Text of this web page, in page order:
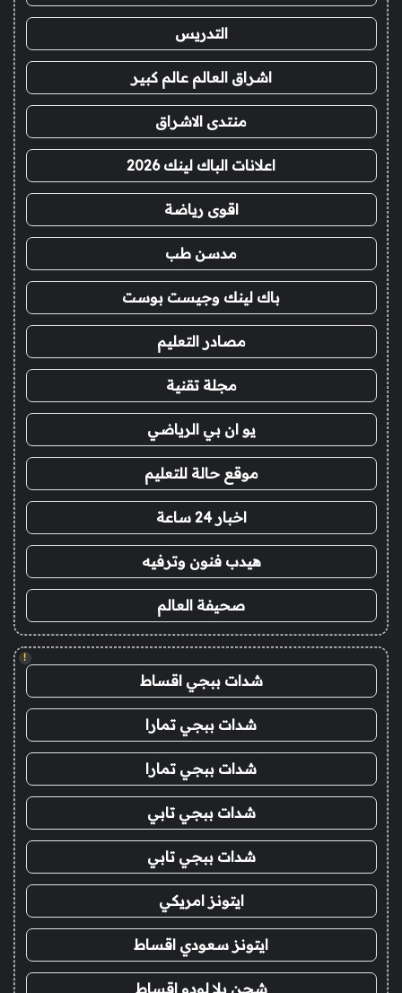
التدريس
اشراق العالم عالم كبير
منتدى الاشراق
اعلانات الباك لينك 2026
اقوى رياضة
مدسن طب
باك لينك وجيست بوست
مصادر التعليم
مجلة تقنية
يو ان بي الرياضي
موقع حالة للتعليم
اخبار 24 ساعة
هيدب فنون وترفيه
صحيفة العالم
!
شدات ببجي اقساط
شدات ببجي تمارا
شدات ببجي تمارا
شدات ببجي تابي
شدات ببجي تابي
ايتونز امريكي
ايتونز سعودي اقساط
شحن يلا لودو اقساط